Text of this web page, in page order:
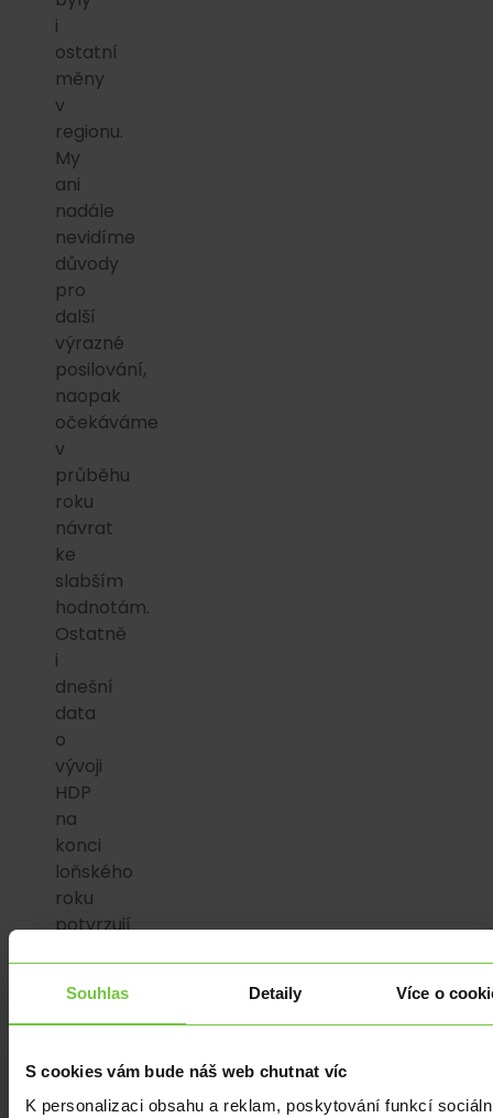
Souhlas Detaily Více o
S cookies vám bude náš web chutnat víc
K personalizaci obsahu a reklam, poskytování funkcí
i
ostatní
měny
v
regionu.
My
ani
nadále
nevidíme
důvody
pro
další
výrazné
posilování,
naopak
očekáváme
v
průběhu
roku
návrat
ke
slabším
hodnotám.
Ostatně
i
dnešní
data
o
vývoji
HDP
na
konci
loňského
roku
potvrzují
české
Včerejší